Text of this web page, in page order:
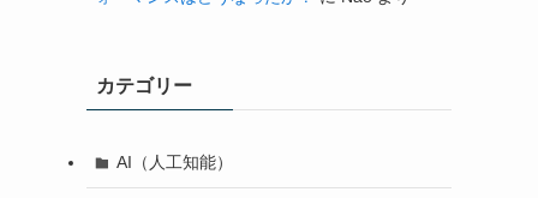
カテゴリー
AI（人工知能）